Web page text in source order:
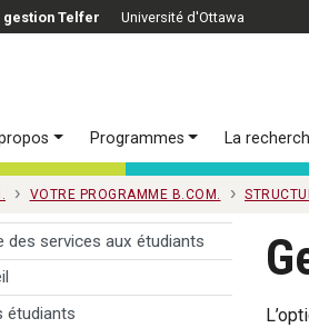
gestion Telfer Université d'Ottawa
Programmes La
VOTRE PROGRAMME B.COM.
des services aux étudiants
étudiants